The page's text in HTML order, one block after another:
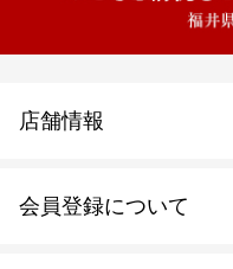
会員登録について
店舗情報